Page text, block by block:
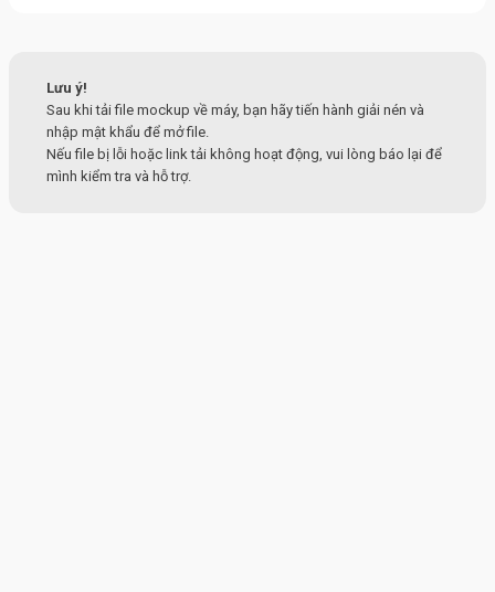
Lưu ý!
Sau khi tải file mockup về máy, bạn hãy tiến hành giải nén và
nhập mật khẩu để mở file.
Nếu file bị lỗi hoặc link tải không hoạt động, vui lòng báo lại để
mình kiểm tra và hỗ trợ.